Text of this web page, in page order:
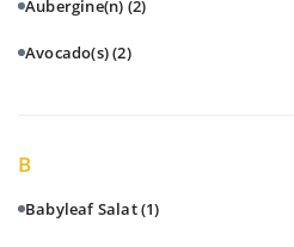
Aubergine(n) (2)
Avocado(s)(2)
B
Babyleaf Salat(1)